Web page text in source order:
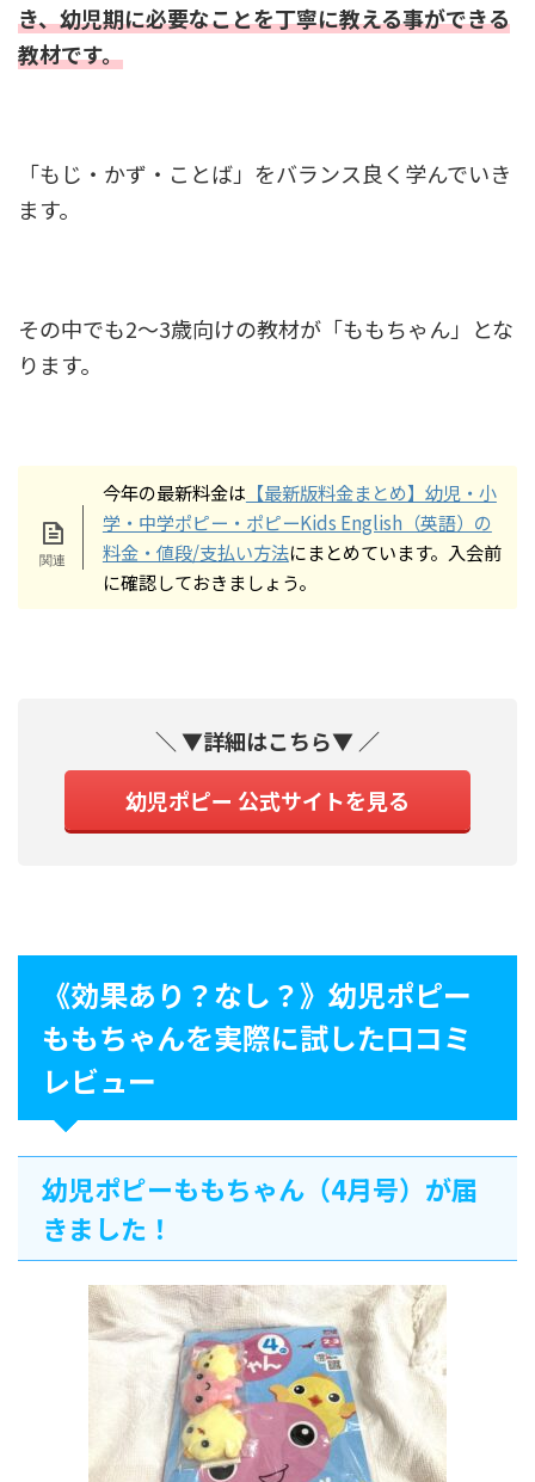
き、幼児期に必要なことを丁寧に教える事ができる
教材です。
「もじ・かず・ことば」をバランス良く学んでいき
ます。
その中でも2～3歳向けの教材が「ももちゃん」とな
ります。
今年の最新料金は 【最新版料金まとめ】幼児・小
学・中学ポピー・ポピーKids English（英語）の
料金・値段/支払い方法にまとめています。入会前
に確認しておきましょう。
＼ ▼詳細はこちら▼ ／
幼児ポピー 公式サイトを見る
《効果あり？なし？》幼児ポピー
ももちゃんを実際に試した口コミ
レビュー
幼児ポピーももちゃん（4月号）が届
きました！